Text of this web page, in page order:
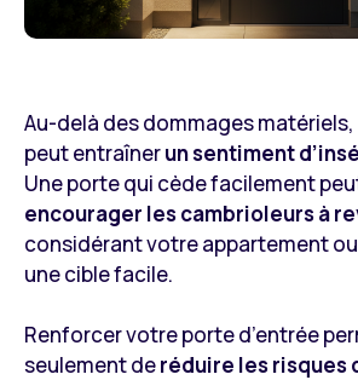
Au-delà des dommages
peut entraînerun sentiment
Une porte qui cède facilement
encourager les cambrioleurs à
considérant votre appartement
une cible facile.
Renforcer votre porte d’entrée
seulement deréduire les risques